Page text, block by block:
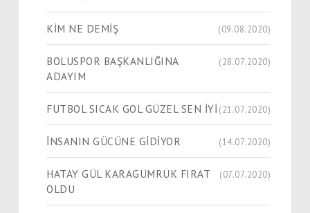
KİM NE DEMİŞ (09.08.2020)
BOLUSPOR BAŞKANLIĞINA
ADAYIM
(28.07.2020)
FUTBOL SICAK GOL GÜZEL SEN İYİ (21.07.2020)
İNSANIN GÜCÜNE GİDİYOR (14.07.2020)
HATAY GÜL KARAGÜMRÜK FIRAT
OLDU
(07.07.2020)